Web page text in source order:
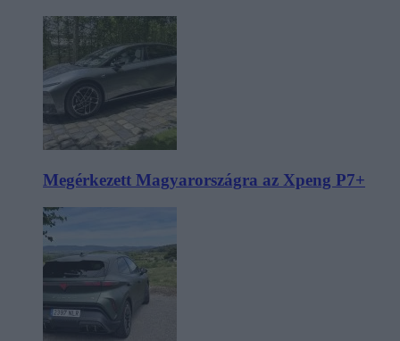
Megérkezett Magyarországra az Xpeng P7+